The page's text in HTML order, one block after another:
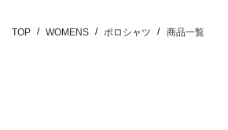
TOP WOMENS ポロシャツ 商品一覧